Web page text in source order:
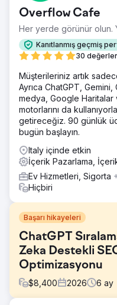
Overflow Cafe
Her yerde görünür olun.
Kanıtlanmış geçmiş
30
Müşterileriniz artık
Ayrıca ChatGPT,
medya, Google
motorlarını da
getireceğiz. 90 günlük
bugün başlayın.
Italy içinde etkin
İçerik Pazarlama,
Ev Hizmetleri, Sigorta
Hiçbiri
Başarı hikayeleri
ChatGPT
Zeka Destekli
Optimizasyonu
$8,400 2026 6 ay